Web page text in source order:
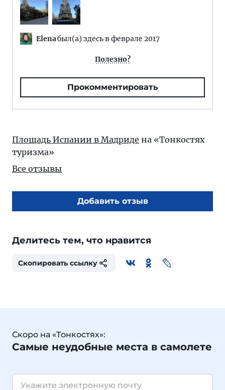
Elenaбыл(а) здесь в феврале 2017
Полезно?
Прокомментировать
Площадь Испании в Мадриде на «Тонкостях
туризма»
Все отзывы
Добавить отзыв
Делитесь тем, что нравится
Скопировать ссылку
Скоро на «Тонкостях»:
Самые неудобные места в самолете